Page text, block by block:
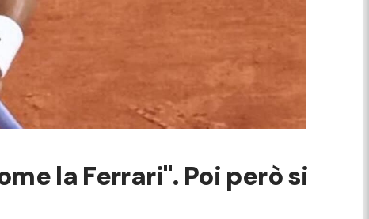
la Ferrari". Poi però si